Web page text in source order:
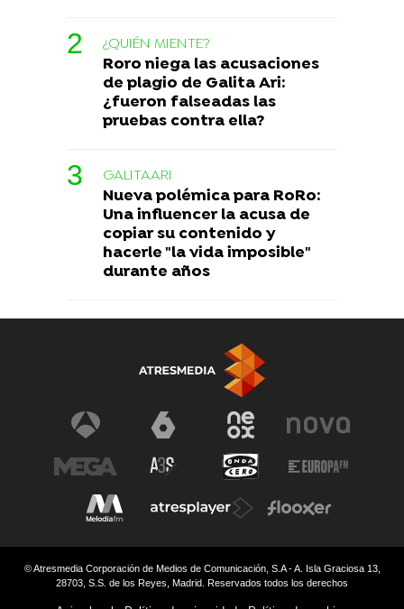
¿QUIÉN MIENTE?
Roro niega las acusaciones
de plagio de Galita Ari:
¿fueron falseadas las
pruebas contra ella?
GALITAARI
Nueva polémica para RoRo:
Una influencer la acusa de
copiar su contenido y
hacerle "la vida imposible"
durante años
© Atresmedia Corporación de Medios de Comunicación, S.A - A. Isla Graciosa 13,
28703, S.S. de los Reyes, Madrid. Reservados todos los derechos